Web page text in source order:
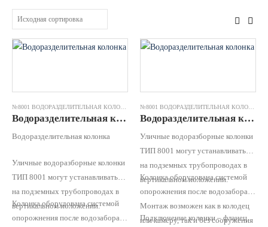
Водоразделительная колонка №8001 чугун оцинк.труба RD 1,0 (h=1960) JAFAR
Водоразделительная колонка
Уличные водоразборные колонки
ТИП 8001 могут устанавливаться
на подземных трубопроводах в
вертикальном положении.
Колонка оборудована системой
опорожнения после водозабора
Водоразделительная колонка №8001 чугун оцинк.труба RD 1,25 (h=2200) JAFAR
Уличные водоразборные колонки
ТИП 8001 могут устанавливаться
на подземных трубопроводах в
вертикальном положении.
Колонка оборудована системой
опорожнения после водозабора
Монтаж возможен как в колодец
или камеру, так и без сооружения
Подключение колонки – фланец